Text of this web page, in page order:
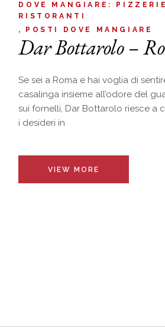
DOVE MANGIARE:
RISTORANTI
POSTI DOVE MANGIARE
Dar Bottarolo –
Se sei a Roma e hai voglia di
casalinga insieme all’odore del
sui fornelli, Dar Bottarolo riesce a
i desideri in
VIEW MORE